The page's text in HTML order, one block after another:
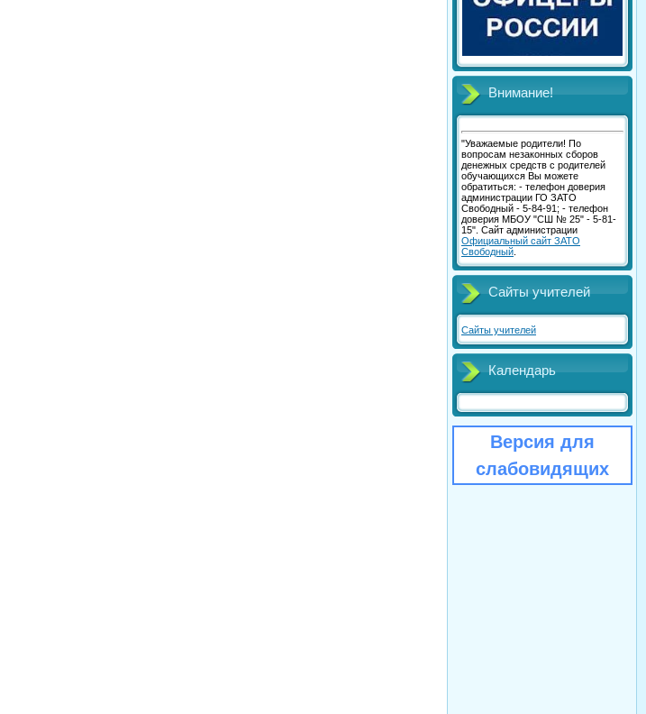
Внимание!
"Уважаемые родители! По
вопросам незаконных сборов
денежных средств с родителей
обучающихся Вы можете
обратиться: - телефон доверия
администрации ГО ЗАТО
Свободный - 5-84-91; - телефон
доверия МБОУ "СШ № 25" - 5-81-
15". Сайт администрации
Официальный сайт ЗАТО
Свободный
Сайты учителей
Сайты учителей
Календарь
Версия для
слабовидящих